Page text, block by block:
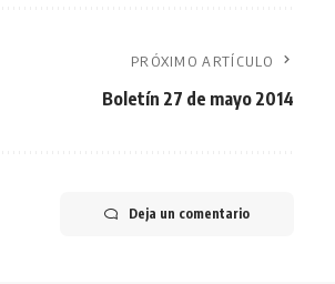
PRÓXIMO ARTÍCULO
Boletín 27 de mayo 2014
Deja un comentario